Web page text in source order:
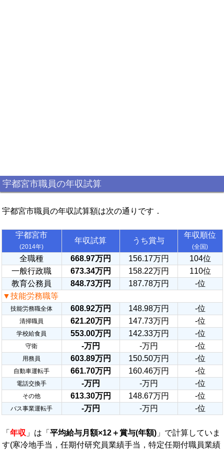
宇都宮市職員の年収試算
宇都宮市職員の年収試算額は次の通りです．
宇都宮市
(2014年)
年収試算 うち賞与
年収順位
(全国)
全職種 668.97万円 156.17万円
104位
一般行政職
673.34万円 158.22万円
110位
教育公務員
848.73万円 187.78万円
-位
▼技能労務職等
技能労務職全体 608.92万円 148.98万円 -位
清掃職員 621.20万円 147.73万円 -位
学校給食員 553.00万円 142.33万円 -位
守衛 -万円 -万円 -位
用務員 603.89万円 150.50万円 -位
自動車運転手 661.70万円 160.46万円 -位
電話交換手 -万円 -万円 -位
その他 613.30万円 148.67万円 -位
バス事業運転手 -万円 -万円 -位
「 年収 」は「 平均給与月額×12＋賞与(年額) 」で計算していま
す(寒冷地手当，任期付研究員業績手当，特定任期付職員業績